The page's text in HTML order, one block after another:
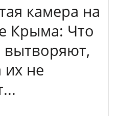
камера на
Крыма: Что
их не